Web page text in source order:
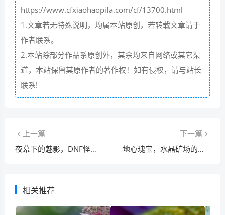
https://www.cfxiaohaopifa.com/cf/13700.html
1.文章若无特殊说明，均属本站原创，若转载文章请于
作者联系。
2.本站除部分作品系原创外，其余均来自网络或其它渠
道，本站保留其原作者的著作权！如有侵权，请与站长
联系!
上一篇
夜幕下的魅影，DNF怪盗小姐的犯罪美学启示录
下一篇
地心瑰宝，水晶矿场的千年密码与未来启示
相关推荐